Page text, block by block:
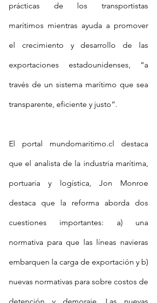
prácticas de los transportistas
marítimos mientras ayuda a promover
el crecimiento y desarrollo de las
exportaciones estadounidenses, “a
través de un sistema marítimo que sea
transparente, eficiente y justo”.
El portal mundomaritimo.cl destaca
que el analista de la industria marítima,
portuaria y logística, Jon Monroe
destaca que la reforma aborda dos
cuestiones importantes: a) una
normativa para que las líneas navieras
embarquen la carga de exportación y b)
nuevas normativas para sobre costos de